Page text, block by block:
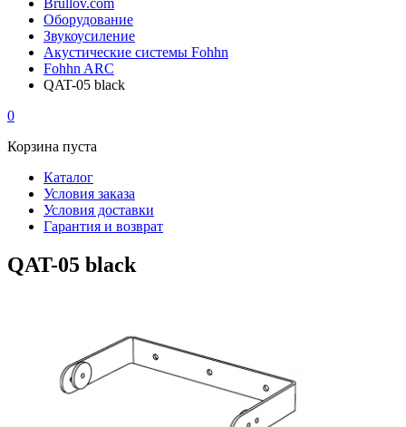
Brullov.com
Оборудование
Звукоусиление
Акустические системы Fohhn
Fohhn ARC
QAT-05 black
0
Корзина пуста
Каталог
Условия заказа
Условия доставки
Гарантия и возврат
QAT-05 black